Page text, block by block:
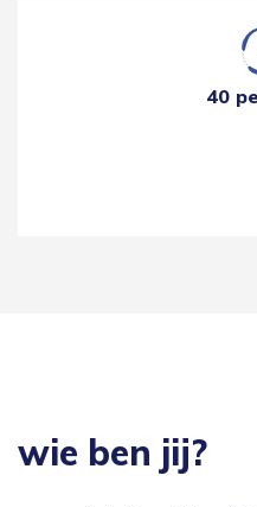
40
wie ben jij?